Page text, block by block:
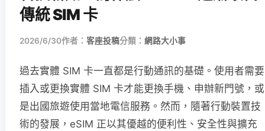
傳統 SIM 卡
2026/6/30作者： 客座投稿分類： 網路大小事
過去實體 SIM 卡一直都是行動通訊的基礎。使用者需要
插入或更換實體 SIM 卡才能更換手機、申辦新門號，或
是出國旅遊使用當地電信服務。然而，隨著行動裝置技
術的發展，eSIM 正以其優越的便利性、安全性與擴充